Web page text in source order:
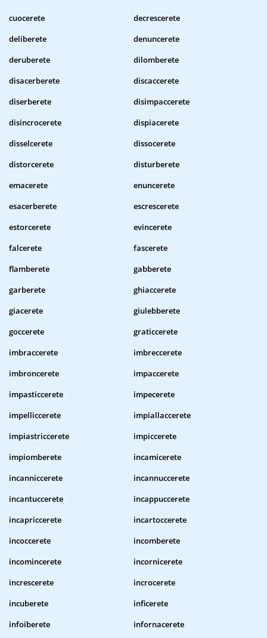
cuocerete
decrescerete
deliberete
denuncerete
deruberete
dilomberete
disacerberete
discaccerete
diserberete
disimpaccerete
disincrocerete
dispiacerete
disselcerete
dissocerete
distorcerete
disturberete
emacerete
enuncerete
esacerberete
escrescerete
estorcerete
evincerete
falcerete
fascerete
flamberete
gabberete
garberete
ghiaccerete
giacerete
giulebberete
goccerete
graticcerete
imbraccerete
imbreccerete
imbroncerete
impaccerete
impasticcerete
impecerete
impelliccerete
impiallaccerete
impiastriccerete
impiccerete
impiomberete
incamicerete
incanniccerete
incannuccerete
incantuccerete
incappuccerete
incapriccerete
incartoccerete
incoccerete
incomberete
incomincerete
incornicerete
increscerete
incrocerete
incuberete
inficerete
infoiberete
infornacerete